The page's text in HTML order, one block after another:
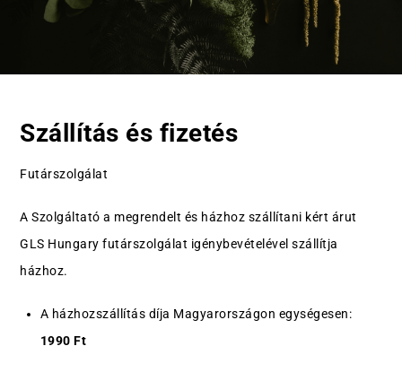
Szállítás és fizetés
Futárszolgálat
A Szolgáltató a megrendelt és házhoz szállítani kért árut
GLS Hungary futárszolgálat igénybevételével szállítja
házhoz.
A házhozszállítás díja Magyarországon egységesen:
1990 Ft